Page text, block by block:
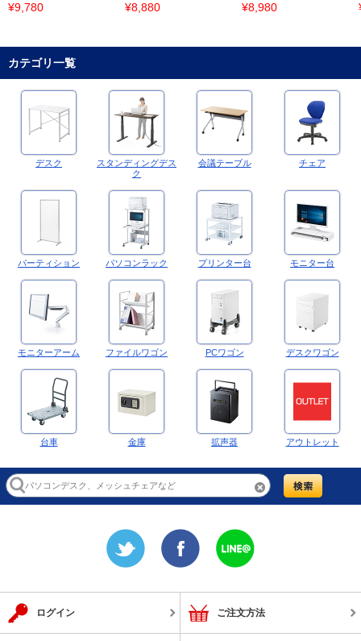
¥9,780 ¥8,880 ¥8,980
カテゴリ一覧
デスク
スタンディングデス
ク
会議テーブル チェア
パーティション パソコンラック プリンター台 モニター台
モニターアーム ファイルワゴン PCワゴン デスクワゴン
台車 金庫 拡声器 アウトレット
ログイン ご注文方法